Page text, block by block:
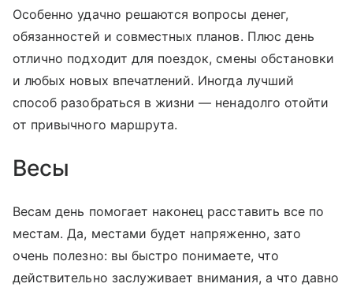
Особенно удачно решаются вопросы денег,
обязанностей и совместных планов. Плюс день
отлично подходит для поездок, смены обстановки
и любых новых впечатлений. Иногда лучший
способ разобраться в жизни — ненадолго отойти
от привычного маршрута.
Весы
Весам день помогает наконец расставить все по
местам. Да, местами будет напряженно, зато
очень полезно: вы быстро понимаете, что
действительно заслуживает внимания, а что давно